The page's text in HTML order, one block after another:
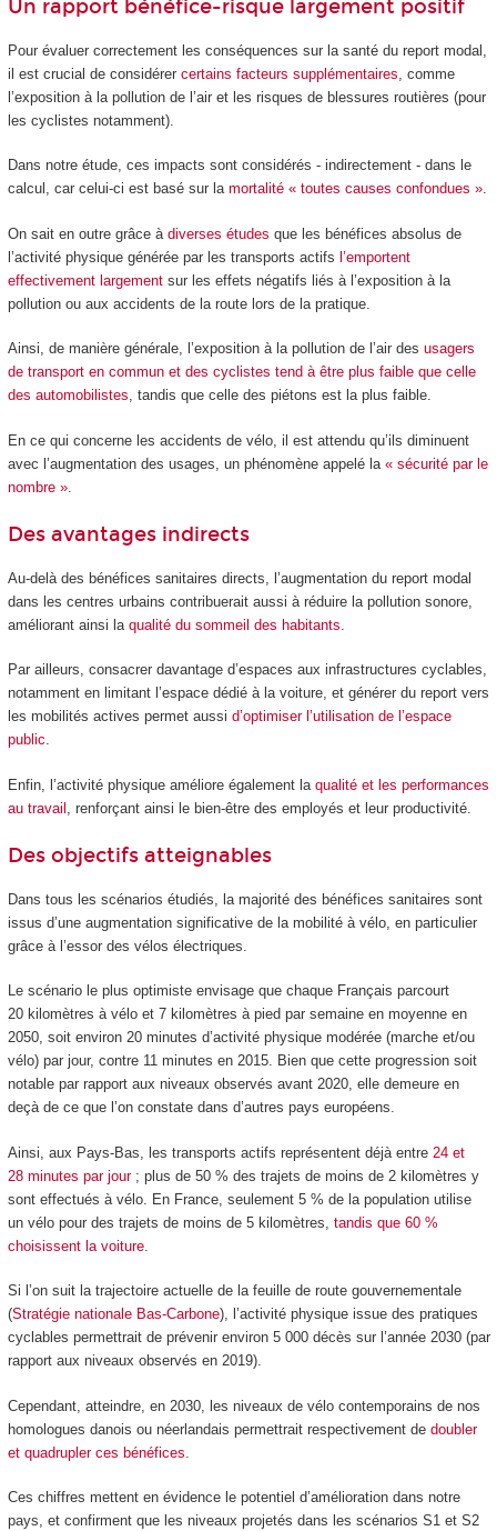
Un rapport bénéfice-risque largement positif
Pour évaluer correctement les conséquences sur la santé du report modal,
il est crucial de considérer certains facteurs supplémentaires , comme
l’exposition à la pollution de l’air et les risques de blessures routières (pour
les cyclistes notamment).
Dans notre étude, ces impacts sont considérés - indirectement - dans le
calcul, car celui-ci est basé sur la mortalité « toutes causes confondues ».
On sait en outre grâce à diverses études que les bénéfices absolus de
l’activité physique générée par les transports actifs l’emportent
effectivement largementsur les effets négatifs liés à l’exposition à la
pollution ou aux accidents de la route lors de la pratique.
Ainsi, de manière générale, l’exposition à la pollution de l’air des usagers
de transport en commun et des cyclistes tend à être plus faible que celle
des automobilistes, tandis que celle des piétons est la plus faible.
En ce qui concerne les accidents de vélo, il est attendu qu’ils diminuent
avec l’augmentation des usages, un phénomène appelé la « sécurité par le
nombre ».
Des avantages indirects
Au-delà des bénéfices sanitaires directs, l’augmentation du report modal
dans les centres urbains contribuerait aussi à réduire la pollution sonore,
améliorant ainsi la qualité du sommeil des habitants
Par ailleurs, consacrer davantage d’espaces aux infrastructures cyclables,
notamment en limitant l’espace dédié à la voiture, et générer du report vers
les mobilités actives permet aussi d’optimiser l’utilisation de l’espace
public.
Enfin, l’activité physique améliore également la qualité et les performances
au travail , renforçant ainsi le bien-être des employés et leur productivité.
Des objectifs atteignables
Dans tous les scénarios étudiés, la majorité des bénéfices sanitaires sont
issus d’une augmentation significative de la mobilité à vélo, en particulier
grâce à l’essor des vélos électriques.
Le scénario le plus optimiste envisage que chaque Français parcourt
20 kilomètres à vélo et 7 kilomètres à pied par semaine en moyenne en
2050, soit environ 20 minutes d’activité physique modérée (marche et/ou
vélo) par jour, contre 11 minutes en 2015. Bien que cette progression soit
notable par rapport aux niveaux observés avant 2020, elle demeure en
deçà de ce que l’on constate dans d’autres pays européens.
Ainsi, aux Pays-Bas, les transports actifs représentent déjà entre 24 et
28 minutes par jour; plus de 50 % des trajets de moins de 2 kilomètres y
sont effectués à vélo. En France, seulement 5 % de la population utilise
un vélo pour des trajets de moins de 5 kilomètres, tandis que 60 %
choisissent la voiture.
Si l’on suit la trajectoire actuelle de la feuille de route gouvernementale
(Stratégie nationale Bas-Carbone), l’activité physique issue des pratiques
cyclables permettrait de prévenir environ 5 000 décès sur l’année 2030 (par
rapport aux niveaux observés en 2019).
Cependant, atteindre, en 2030, les niveaux de vélo contemporains de nos
homologues danois ou néerlandais permettrait respectivement de doubler
et quadrupler ces bénéfices
Ces chiffres mettent en évidence le potentiel d’amélioration dans notre
pays, et confirment que les niveaux projetés dans les scénarios S1 et S2